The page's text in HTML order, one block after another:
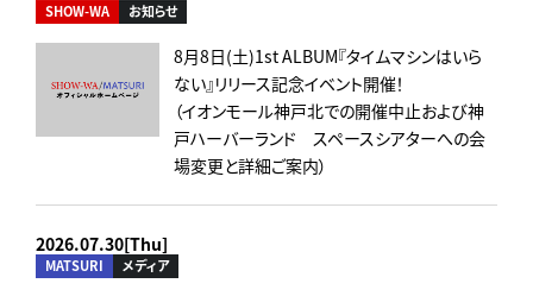
SHOW-WA お知らせ
8月8日(土)1st ALBUM『タイムマシンはいら
ない』リリース記念イベント開催！
（イオンモール神戸北での開催中止および神
戸ハーバーランド スペースシアターへの会
場変更と詳細ご案内）
2026.07.30[Thu]
MATSURI メディア